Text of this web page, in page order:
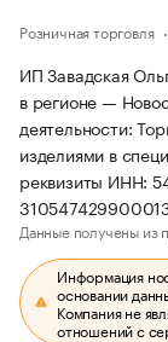
Розничная торговля
ИП Завадская
в регионе —
деятельности:
изделиями в
реквизиты ИНН:
Данные получены из
Информация
основании
Компания не
отношений с